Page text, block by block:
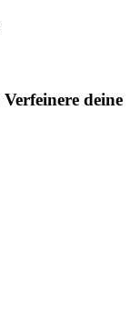
Verfeinere deine